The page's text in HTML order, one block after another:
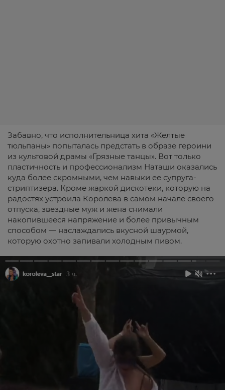
Забавно, что исполнительница хита «Желтые
тюльпаны» попыталась предстать в образе героини
из культовой драмы «Грязные танцы». Вот только
пластичность и профессионализм Наташи оказались
куда более скромными, чем навыки ее супруга-
стриптизера. Кроме жаркой дискотеки, которую на
радостях устроила Королева в самом начале своего
отпуска, звездные муж и жена снимали
накопившееся напряжение и более привычным
способом — наслаждались вкусной шаурмой,
которую охотно запивали холодным пивом.